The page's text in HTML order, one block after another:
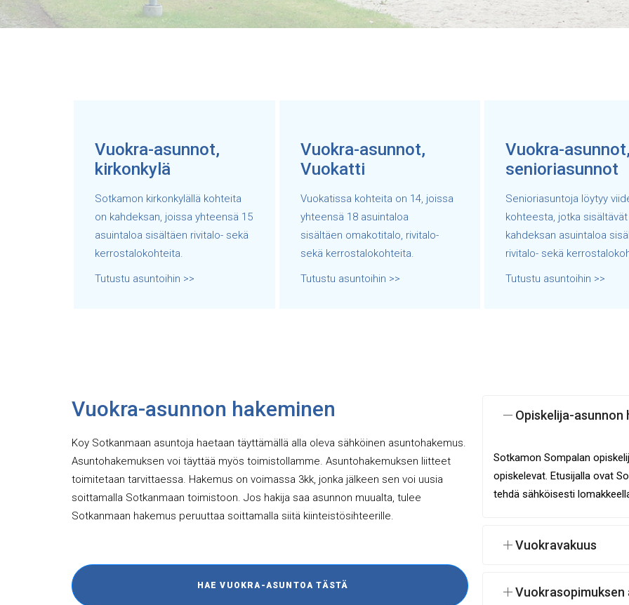
Vuokra-asunnot,
kirkonkylä
Sotkamon kirkonkylällä kohteita
on kahdeksan, joissa yhteensä 15
asuintaloa sisältäen rivitalo- sekä
kerrostalokohteita.
Tutustu asuntoihin >>
Vuokra-asunnot,
Vuokatti
Vuokatissa kohteita on 14, joissa
yhteensä 18 asuintaloa
sisältäen omakotitalo, rivitalo-
sekä kerrostalokohteita.
Tutustu asuntoihin >>
Vuokra-asunnot,
senioriasunnot
Senioriasuntoja löytyy
kohteesta, jotka sisältävät
kahdeksan asuintaloa
rivitalo- sekä
Tutustu asuntoihin >>
Vuokra-asunnon hakeminen
Koy Sotkanmaan asuntoja haetaan täyttämällä alla oleva sähköinen asuntohakemus.
Asuntohakemuksen voi täyttää myös toimistollamme. Asuntohakemuksen liitteet
toimitetaan tarvittaessa. Hakemus on voimassa 3kk, jonka jälkeen sen voi uusia
soittamalla Sotkanmaan toimistoon. Jos hakija saa asunnon muualta, tulee
Sotkanmaan hakemus peruuttaa soittamalla siitä kiinteistösihteerille.
HAE VUOKRA-ASUNTOA TÄSTÄ
Opiskelija-asunnon
Sotkamon Sompalan
opiskelevat. Etusijalla ovat
tehdä sähköisesti
Vuokravakuus